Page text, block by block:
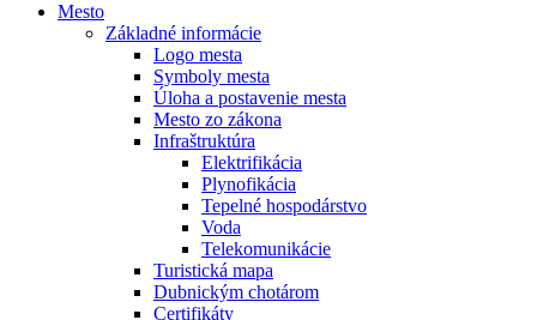
Mesto
Základné informácie
Logo mesta
Symboly mesta
Úloha a postavenie mesta
Mesto zo zákona
Infraštruktúra
Elektrifikácia
Plynofikácia
Tepelné hospodárstvo
Voda
Telekomunikácie
Turistická mapa
Dubnickým chotárom
Certifikáty